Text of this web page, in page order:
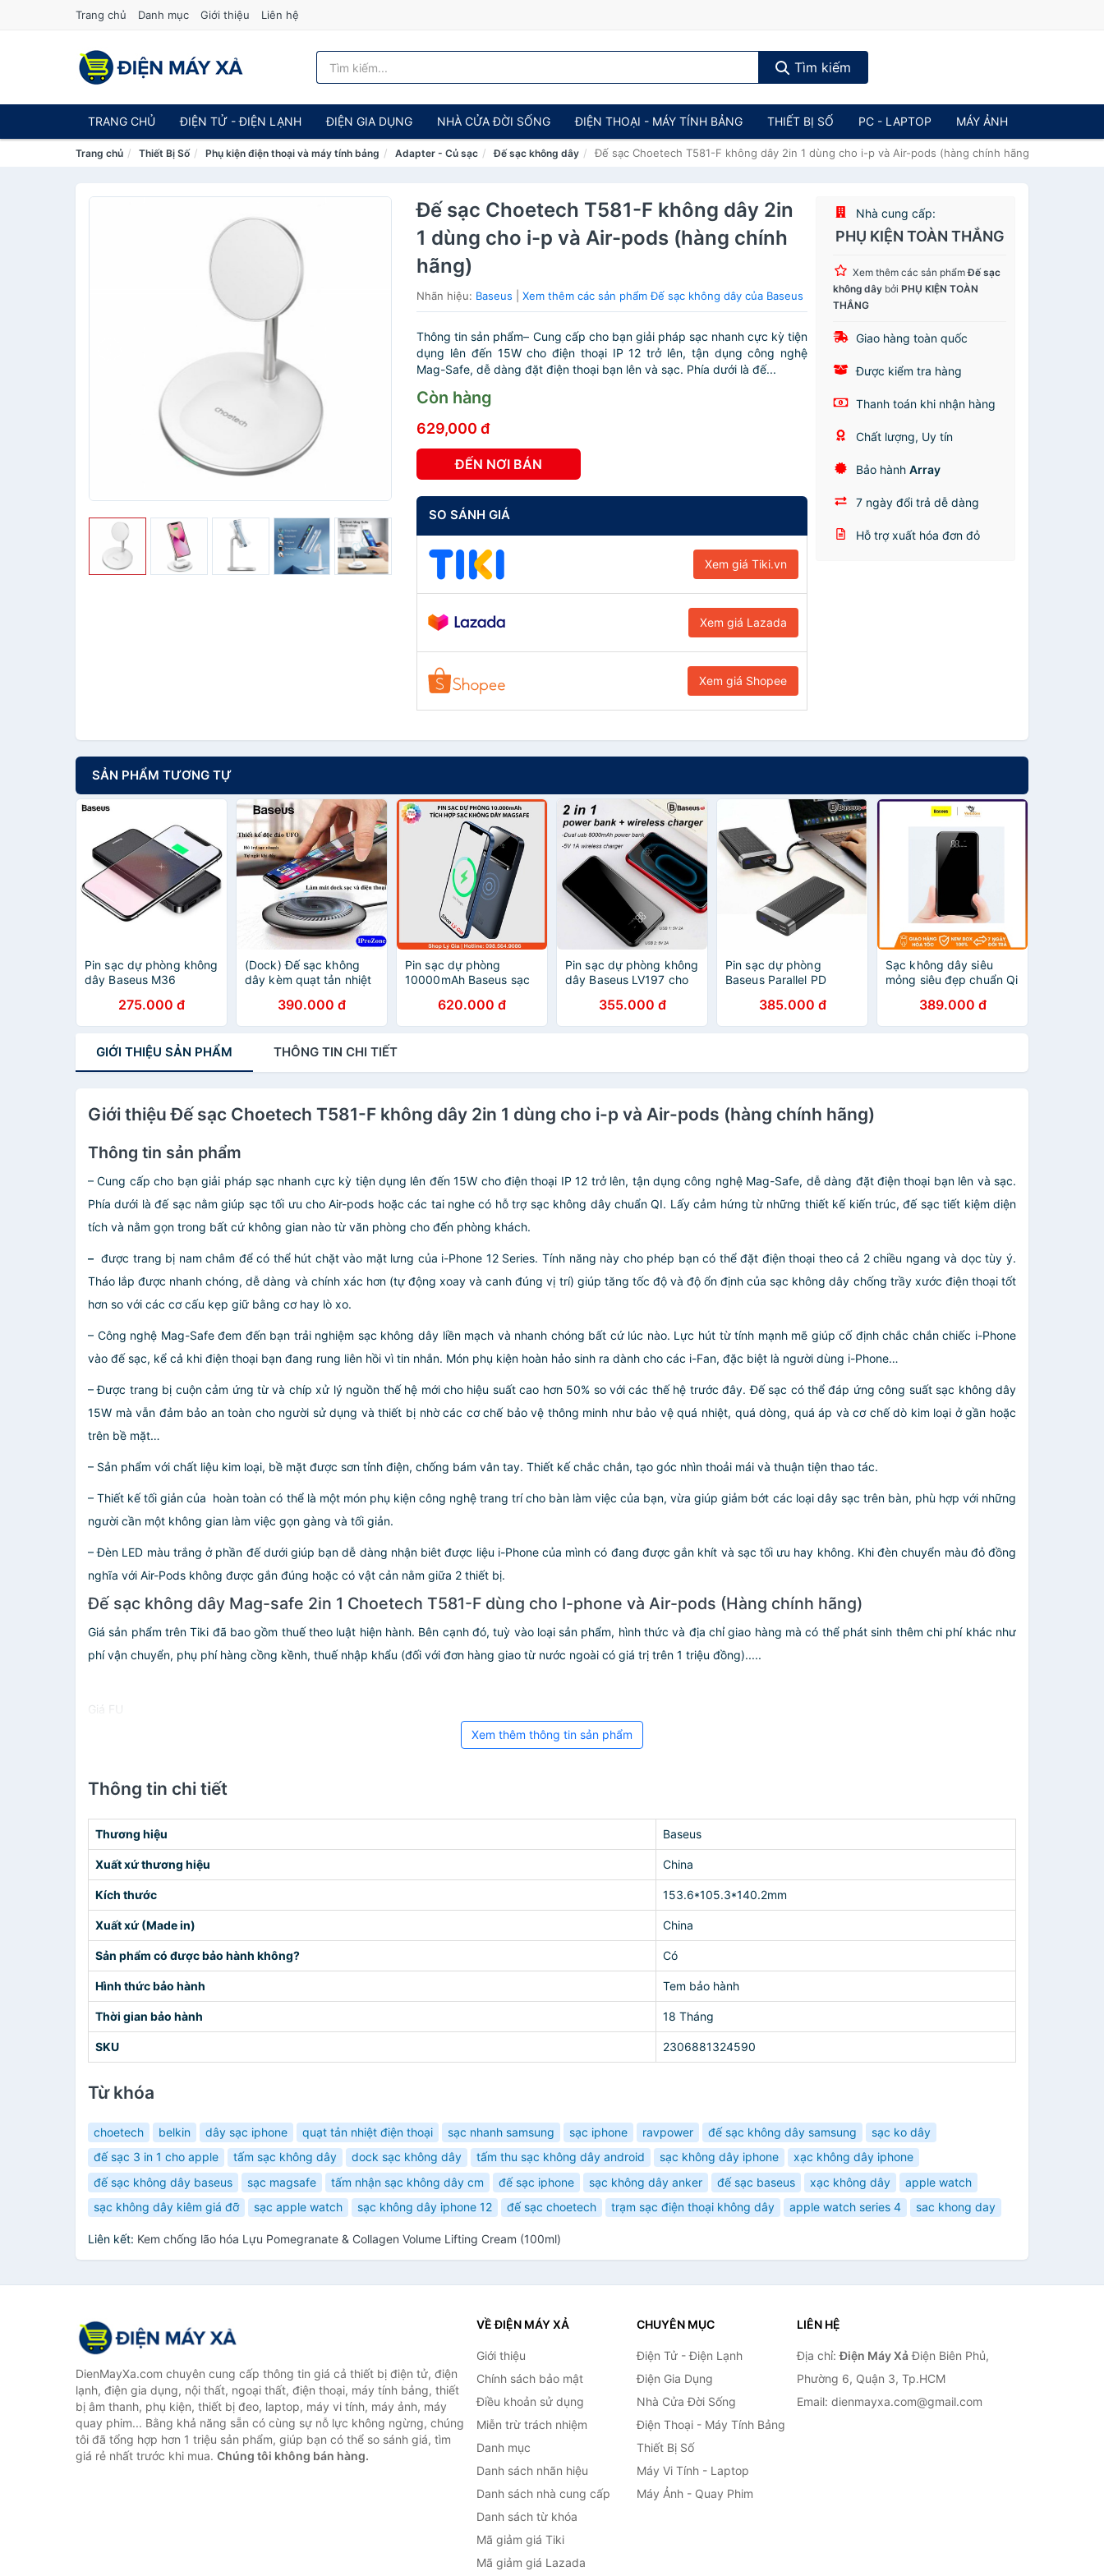
Trang chủ Danh mục Giới thiệu Liên hệ
Tìm kiếm
TRANG CHỦ ĐIỆN TỬ - ĐIỆN LẠNH ĐIỆN GIA DỤNG NHÀ CỬA ĐỜI SỐNG ĐIỆN THOẠI - MÁY TÍNH BẢNG THIẾT BỊ SỐ PC - LAPTOP MÁY ẢNH
Trang chủ Thiết Bị Số Phụ kiện điện thoại và máy tính bảng Adapter - Củ sạc Đế sạc không dây Đế sạc Choetech T581-F không dây 2in 1 dùng cho i-p và Air-pods (hàng chính hãng)
Đế sạc Choetech T581-F không dây 2in
1 dùng cho i-p và Air-pods (hàng chính
hãng)
Nhãn hiệu: Baseus |Xem thêm các sản phẩm Đế sạc không dây của Baseus
Thông tin sản phẩm– Cung cấp cho bạn giải pháp sạc nhanh cực kỳ tiện
dụng lên đến 15W cho điện thoại IP 12 trở lên, tận dụng công nghệ
Mag-Safe, dễ dàng đặt điện thoại bạn lên và sạc. Phía dưới là đế...
Còn hàng
629,000 đ
ĐẾN NƠI BÁN
SO SÁNH GIÁ
Xem giá Tiki.vn
Xem giá Lazada
Xem giá Shopee
Nhà cung cấp:
PHỤ KIỆN TOÀN THẮNG
Xem thêm các sản phẩmĐế sạc
không dây bởiPHỤ KIỆN TOÀN
THẮNG
Giao hàng toàn quốc
Được kiểm tra hàng
Thanh toán khi nhận hàng
Chất lượng, Uy tín
Bảo hànhArray
7 ngày đổi trả dễ dàng
Hỗ trợ xuất hóa đơn đỏ
SẢN PHẨM TƯƠNG TỰ
Pin sạc dự phòng không
dây Baseus M36
275.000 đ
(Dock) Đế sạc không
dây kèm quạt tản nhiệt
Whirlwind Desktop
390.000 đ
Pin sạc dự phòng
10000mAh Baseus sạc
sạc không dây từ tính
Apple Magsafe dùng
620.000 đ
Pin sạc dự phòng không
dây Baseus LV197 cho
355.000 đ
Pin sạc dự phòng
Baseus Parallel PD
385.000 đ
Sạc không dây siêu
mỏng siêu đẹp chuẩn Qi
8000 mAh389.000 đ
GIỚI THIỆU SẢN PHẨM THÔNG TIN CHI TIẾT
Giới thiệu Đế sạc Choetech T581-F không dây 2in 1 dùng cho i-p và Air-pods (hàng chính hãng)
Thông tin sản phẩm
– Cung cấp cho bạn giải pháp sạc nhanh cực kỳ tiện dụng lên đến 15W cho điện thoại IP 12 trở lên, tận dụng công nghệ Mag-Safe, dễ dàng đặt điện thoại bạn lên và sạc.
Phía dưới là đế sạc nằm giúp sạc tối ưu cho Air-pods hoặc các tai nghe có hỗ trợ sạc không dây chuẩn QI. Lấy cảm hứng từ những thiết kế kiến trúc, đế sạc tiết kiệm diện
tích và nằm gọn trong bất cứ không gian nào từ văn phòng cho đến phòng khách.
– được trang bị nam châm để có thể hút chặt vào mặt lưng của i-Phone 12 Series. Tính năng này cho phép bạn có thể đặt điện thoại theo cả 2 chiều ngang và dọc tùy ý.
Tháo lắp được nhanh chóng, dễ dàng và chính xác hơn (tự động xoay và canh đúng vị trí) giúp tăng tốc độ và độ ổn định của sạc không dây chống trầy xước điện thoại tốt
hơn so với các cơ cấu kẹp giữ bằng cơ hay lò xo.
– Công nghệ Mag-Safe đem đến bạn trải nghiệm sạc không dây liền mạch và nhanh chóng bất cứ lúc nào. Lực hút từ tính mạnh mẽ giúp cố định chắc chắn chiếc i-Phone
vào đế sạc, kể cả khi điện thoại bạn đang rung liên hồi vì tin nhắn. Món phụ kiện hoàn hảo sinh ra dành cho các i-Fan, đặc biệt là người dùng i-Phone…
– Được trang bị cuộn cảm ứng từ và chíp xử lý nguồn thế hệ mới cho hiệu suất cao hơn 50% so với các thế hệ trước đây. Đế sạc có thể đáp ứng công suất sạc không dây
15W mà vẫn đảm bảo an toàn cho người sử dụng và thiết bị nhờ các cơ chế bảo vệ thông minh như bảo vệ quá nhiệt, quá dòng, quá áp và cơ chế dò kim loại ở gần hoặc
trên bề mặt…
– Sản phẩm với chất liệu kim loại, bề mặt được sơn tỉnh điện, chống bám vân tay. Thiết kế chắc chắn, tạo góc nhìn thoải mái và thuận tiện thao tác.
– Thiết kế tối giản của hoàn toàn có thể là một món phụ kiện công nghệ trang trí cho bàn làm việc của bạn, vừa giúp giảm bớt các loại dây sạc trên bàn, phù hợp với những
người cần một không gian làm việc gọn gàng và tối giản.
– Đèn LED màu trắng ở phần đế dưới giúp bạn dễ dàng nhận biêt được liệu i-Phone của mình có đang được gắn khít và sạc tối ưu hay không. Khi đèn chuyển màu đỏ đồng
nghĩa với Air-Pods không được gắn đúng hoặc có vật cản nằm giữa 2 thiết bị.
Đế sạc không dây Mag-safe 2in 1 Choetech T581-F dùng cho I-phone và Air-pods (Hàng chính hãng)
Giá sản phẩm trên Tiki đã bao gồm thuế theo luật hiện hành. Bên cạnh đó, tuỳ vào loại sản phẩm, hình thức và địa chỉ giao hàng mà có thể phát sinh thêm chi phí khác như
phí vận chuyển, phụ phí hàng cồng kềnh, thuế nhập khẩu (đối với đơn hàng giao từ nước ngoài có giá trị trên 1 triệu đồng).....
Giá FU
Xem thêm thông tin sản phẩm
Thông tin chi tiết
Thương hiệu Baseus
Xuất xứ thương hiệu China
Kích thước 153.6*105.3*140.2mm
Xuất xứ (Made in) China
Sản phẩm có được bảo hành không? Có
Hình thức bảo hành Tem bảo hành
Thời gian bảo hành 18 Tháng
SKU 2306881324590
Từ khóa
choetech belkin dây sạc iphone quạt tản nhiệt điện thoại sạc nhanh samsung sạc iphone ravpower đế sạc không dây samsung
sạc ko dây
đế sạc 3 in 1 cho apple
tấm sạc không dây dock sạc không dây tấm thu sạc không dây android sạc không dây iphone
xạc không dây iphone
đế sạc không dây baseus
sạc magsafe tấm nhận sạc không dây cm đế sạc iphone sạc không dây anker đế sạc baseus xạc không dây
apple watch
sạc không dây kiêm giá đỡ
sạc apple watch sạc không dây iphone 12 đế sạc choetech trạm sạc điện thoại không dây apple watch series 4 sac khong day
Liên kết: Kem chống lão hóa Lựu Pomegranate & Collagen Volume Lifting Cream (100ml)
DienMayXa.com chuyên cung cấp thông tin giá cả thiết bị điện tử, điện
lạnh, điện gia dụng, nội thất, ngoại thất, điện thoại, máy tính bảng, thiết
bị âm thanh, phụ kiện, thiết bị đeo, laptop, máy vi tính, máy ảnh, máy
quay phim... Bằng khả năng sẵn có cùng sự nỗ lực không ngừng, chúng
tôi đã tổng hợp hơn 1 triệu sản phẩm, giúp bạn có thể so sánh giá, tìm
giá rẻ nhất trước khi mua. Chúng tôi không bán hàng.
VỀ ĐIỆN MÁY XẢ
Giới thiệu
Chính sách bảo mật
Điều khoản sử dụng
Miễn trừ trách nhiệm
Danh mục
Danh sách nhãn hiệu
Danh sách nhà cung cấp
Danh sách từ khóa
Mã giảm giá Tiki
Mã giảm giá Lazada
CHUYÊN MỤC
Điện Tử - Điện Lạnh
Điện Gia Dụng
Nhà Cửa Đời Sống
Điện Thoại - Máy Tính Bảng
Thiết Bị Số
Máy Vi Tính - Laptop
Máy Ảnh - Quay Phim
LIÊN HỆ
Địa chỉ:Điện Máy XảĐiện Biên Phủ,
Phường 6, Quận 3, Tp.HCM
Email: dienmayxa.com@gmail.com